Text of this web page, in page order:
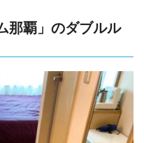
那覇」のダブルル